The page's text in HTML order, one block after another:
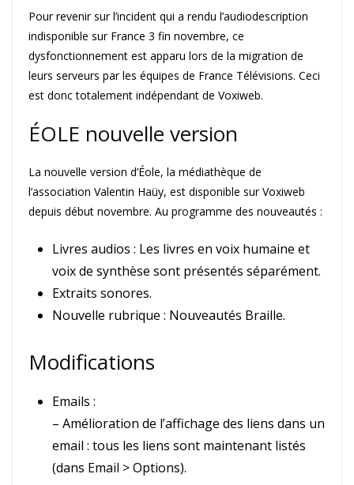
Pour revenir sur l’incident qui a rendu l’audiodescription
indisponible sur France 3 fin novembre, ce
dysfonctionnement est apparu lors de la migration de
leurs serveurs par les équipes de France Télévisions. Ceci
est donc totalement indépendant de Voxiweb.
ÉOLE nouvelle version
La nouvelle version d’Éole, la médiathèque de
l’association Valentin Haüy, est disponible sur Voxiweb
depuis début novembre. Au programme des nouveautés :
Livres audios : Les livres en voix humaine et
voix de synthèse sont présentés séparément.
Extraits sonores.
Nouvelle rubrique : Nouveautés Braille.
Modifications
Emails :
– Amélioration de l’affichage des liens dans un
email : tous les liens sont maintenant listés
(dans Email > Options).